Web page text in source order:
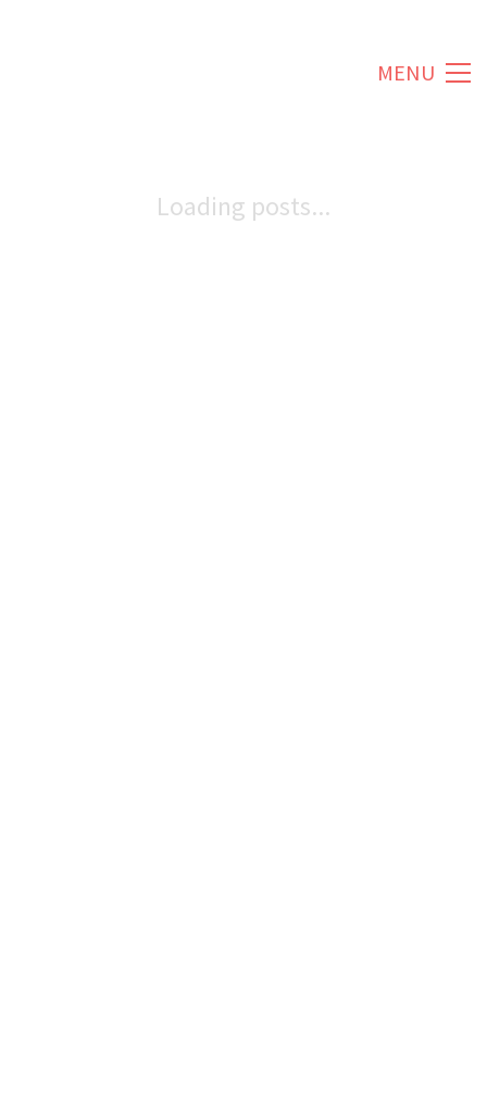
MENU
Loading posts...